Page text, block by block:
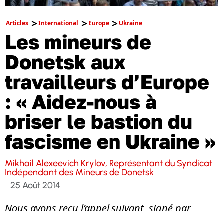
Articles International Europe Ukraine
Les mineurs de
Donetsk aux
travailleurs d’Europe
: « Aidez-nous à
briser le bastion du
fascisme en Ukraine »
Mikhail Alexeevich Krylov, Représentant du Syndicat
Indépendant des Mineurs de Donetsk
25 Août 2014
Nous avons reçu l’appel suivant, signé par